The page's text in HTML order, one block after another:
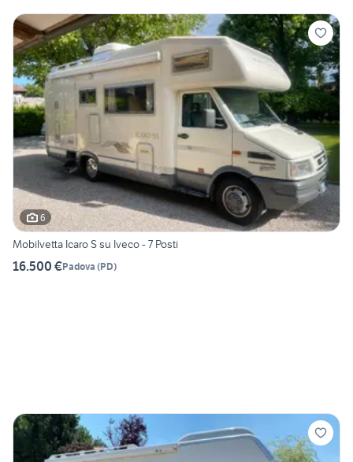
6
Mobilvetta Icaro S su Iveco - 7 Posti
16.500 €Padova (PD)